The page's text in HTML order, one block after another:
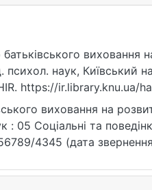
виховання
психол. наук, Київський
https://ir.library.knu.ua/
виховання на
: 05 Соціальні та
4345 (дата